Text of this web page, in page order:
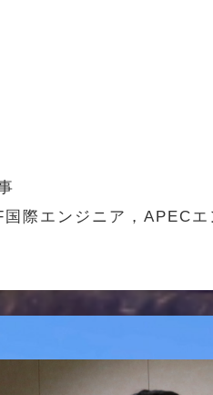
際エンジニア，APECエ